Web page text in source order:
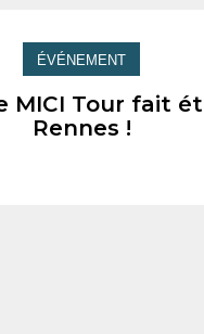
ÉVÉNEMENT
MICI Tour fait
Rennes !